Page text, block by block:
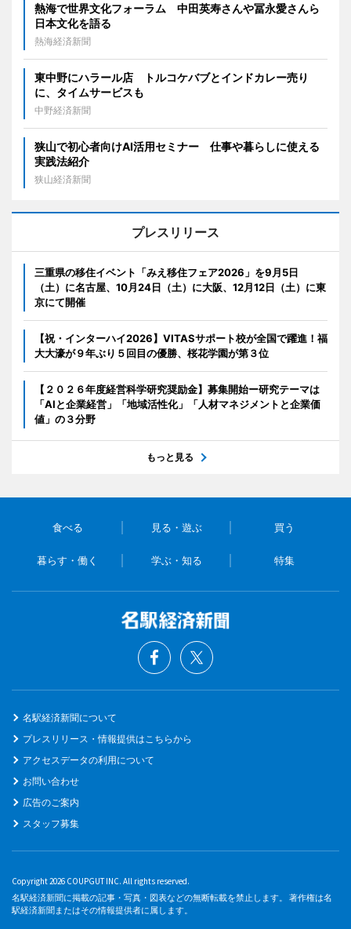
熱海で世界文化フォーラム 中田英寿さんや冨永愛さんら
日本文化を語る
熱海経済新聞
東中野にハラール店 トルコケバブとインドカレー売り
に、タイムサービスも
中野経済新聞
狭山で初心者向けAI活用セミナー 仕事や暮らしに使える
実践法紹介
狭山経済新聞
プレスリリース
三重県の移住イベント「みえ移住フェア2026」を9月5日
（土）に名古屋、10月24日（土）に大阪、12月12日（土）に東
京にて開催
【祝・インターハイ2026】VITASサポート校が全国で躍進！福
大大濠が９年ぶり５回目の優勝、桜花学園が第３位
【２０２６年度経営科学研究奨励金】募集開始ー研究テーマは
「AIと企業経営」「地域活性化」「人材マネジメントと企業価
値」の３分野
もっと見る
食べる 見る・遊ぶ 買う
暮らす・働く 学ぶ・知る 特集
名駅経済新聞について
プレスリリース・情報提供はこちらから
アクセスデータの利用について
お問い合わせ
広告のご案内
スタッフ募集
Copyright 2026 COUPGUT INC. All rights reserved.
名駅経済新聞に掲載の記事・写真・図表などの無断転載を禁止します。 著作権は名
駅経済新聞またはその情報提供者に属します。